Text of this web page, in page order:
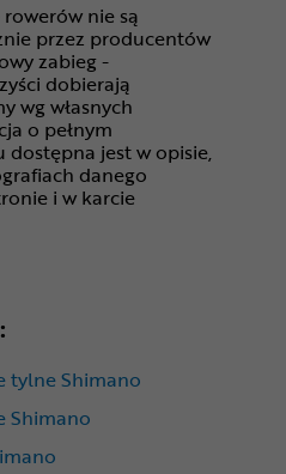
nie są
przez producentów
zabieg -
dobierają
wg własnych
o pełnym
dostępna jest w opisie,
danego
i w karcie
tylne Shimano
Shimano